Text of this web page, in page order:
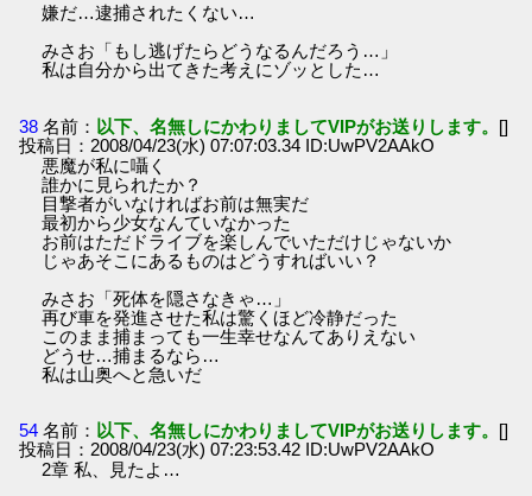
嫌だ…逮捕されたくない…
みさお「もし逃げたらどうなるんだろう…」
私は自分から出てきた考えにゾッとした…
38 名前： 以下、名無しにかわりましてVIPがお送りします。 []
投稿日：2008/04/23(水) 07:07:03.34 ID:UwPV2AAkO
悪魔が私に囁く
誰かに見られたか？
目撃者がいなければお前は無実だ
最初から少女なんていなかった
お前はただドライブを楽しんでいただけじゃないか
じゃあそこにあるものはどうすればいい？
みさお「死体を隠さなきゃ…」
再び車を発進させた私は驚くほど冷静だった
このまま捕まっても一生幸せなんてありえない
どうせ…捕まるなら…
私は山奥へと急いだ
54 名前： 以下、名無しにかわりましてVIPがお送りします。 []
投稿日：2008/04/23(水) 07:23:53.42 ID:UwPV2AAkO
2章 私、見たよ…